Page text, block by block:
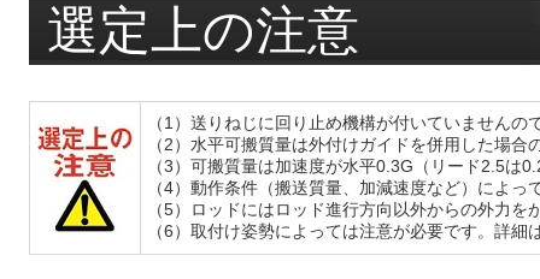
選定上の注意
（1）送りねじに回り止め機構が付いていません
（2）水平可搬質量は外付けガイドを併用した場合
（3）可搬質量は加速度が水平0.3G（リード2.5は
（4）動作条件（搬送質量、加減速度など）によ
（5）ロッドにはロッド進行方向以外からの外力を
（6）取付け姿勢によっては注意が必要です。詳細